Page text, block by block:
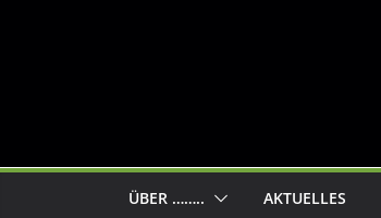
ÜBER …….. AKTUELLES